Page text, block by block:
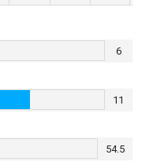
6
11
54.5